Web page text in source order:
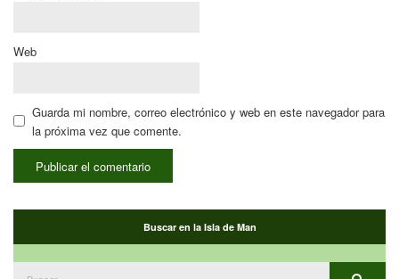
Web
Guarda mi nombre, correo electrónico y web en este navegador para
la próxima vez que comente.
Buscar en la Isla de Man